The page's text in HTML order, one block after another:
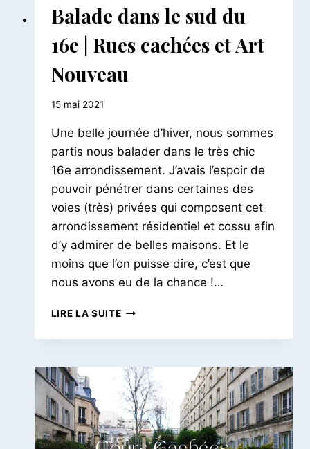
BALADES
PARISIENNES
BALADES
Balade dans le sud du
16e | Rues cachées et Art
Nouveau
Par
Petit
Pois
15 mai 2021
Une belle journée d’hiver, nous sommes
partis nous balader dans le très chic
16e arrondissement. J’avais l’espoir de
pouvoir pénétrer dans certaines des
voies (très) privées qui composent cet
arrondissement résidentiel et cossu afin
d’y admirer de belles maisons. Et le
moins que l’on puisse dire, c’est que
nous avons eu de la chance !…
LIRE LA SUITEBALADE
LE
DU
16E
|
RUES
CACHÉES
ET